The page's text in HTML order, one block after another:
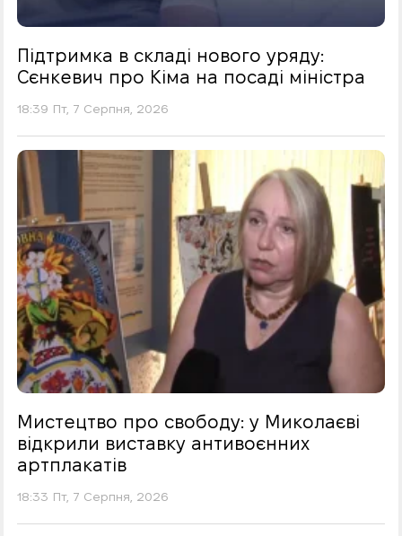
Підтримка в складі нового уряду:
Сєнкевич про Кіма на посаді міністра
18:39 Пт, 7 Серпня, 2026
Мистецтво про свободу: у Миколаєві
відкрили виставку антивоєнних
артплакатів
18:33 Пт, 7 Серпня, 2026